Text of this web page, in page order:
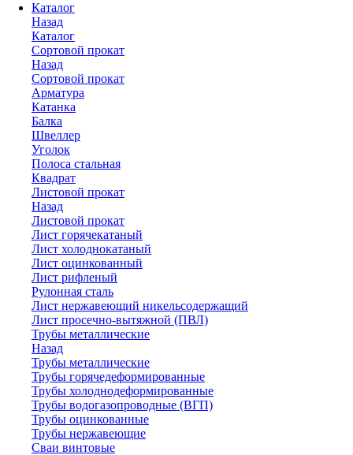
Каталог
Назад
Каталог
Сортовой прокат
Назад
Сортовой прокат
Арматура
Катанка
Балка
Швеллер
Уголок
Полоса стальная
Квадрат
Листовой прокат
Назад
Листовой прокат
Лист горячекатаный
Лист холоднокатаный
Лист оцинкованный
Лист рифленый
Рулонная сталь
Лист нержавеющий никельсодержащий
Лист просечно-вытяжной (ПВЛ)
Трубы металлические
Назад
Трубы металлические
Трубы горячедеформированные
Трубы холоднодеформированные
Трубы водогазопроводные (ВГП)
Трубы оцинкованные
Трубы нержавеющие
Сваи винтовые